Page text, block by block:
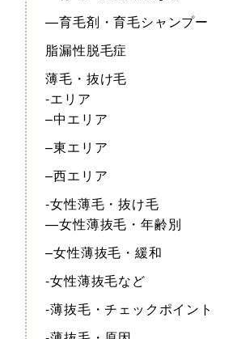
—育毛剤・育毛シャンプー
脂漏性脱毛症
薄毛・抜け毛
-エリア
–中エリア
–東エリア
–西エリア
-女性薄毛・抜け毛
—女性薄抜毛・年齢別
–女性薄抜毛・緩和
-女性薄抜毛など
-薄抜毛・チェックポイント